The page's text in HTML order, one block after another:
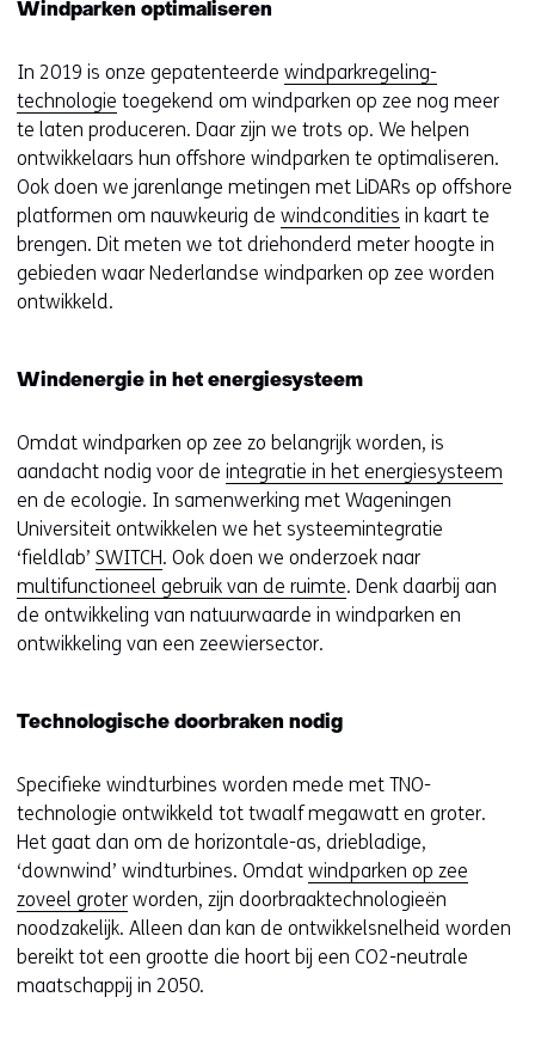
e
r
w
i
j
z
i
g
e
n
website
toegestaan
of
geweigerd.
Windparken optimaliseren
In 2019 is onze gepatenteerde windparkregeling-
technologie toegekend om windparken op zee nog meer
te laten produceren. Daar zijn we trots op. We helpen
ontwikkelaars hun offshore windparken te optimaliseren.
Ook doen we jarenlange metingen met LiDARs op offshore
platformen om nauwkeurig de windcondities in kaart te
brengen. Dit meten we tot driehonderd meter hoogte in
gebieden waar Nederlandse windparken op zee worden
ontwikkeld.
Windenergie in het energiesysteem
Omdat windparken op zee zo belangrijk worden, is
aandacht nodig voor de integratie in het energiesysteem
en de ecologie. In samenwerking met Wageningen
Universiteit ontwikkelen we het systeemintegratie
‘fieldlab’ SWITCH. Ook doen we onderzoek naar
multifunctioneel gebruik van de ruimte. Denk daarbij aan
de ontwikkeling van natuurwaarde in windparken en
ontwikkeling van een zeewiersector.
Technologische doorbraken nodig
Specifieke windturbines worden mede met TNO-
technologie ontwikkeld tot twaalf megawatt en groter.
Het gaat dan om de horizontale-as, driebladige,
‘downwind’ windturbines. Omdat windparken op zee
zoveel groter worden, zijn doorbraaktechnologieën
noodzakelijk. Alleen dan kan de ontwikkelsnelheid worden
bereikt tot een grootte die hoort bij een CO2-neutrale
maatschappij in 2050.